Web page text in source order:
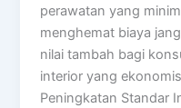
perawatan yang
menghemat biaya
nilai tambah bagi
interior yang
Peningkatan Standar